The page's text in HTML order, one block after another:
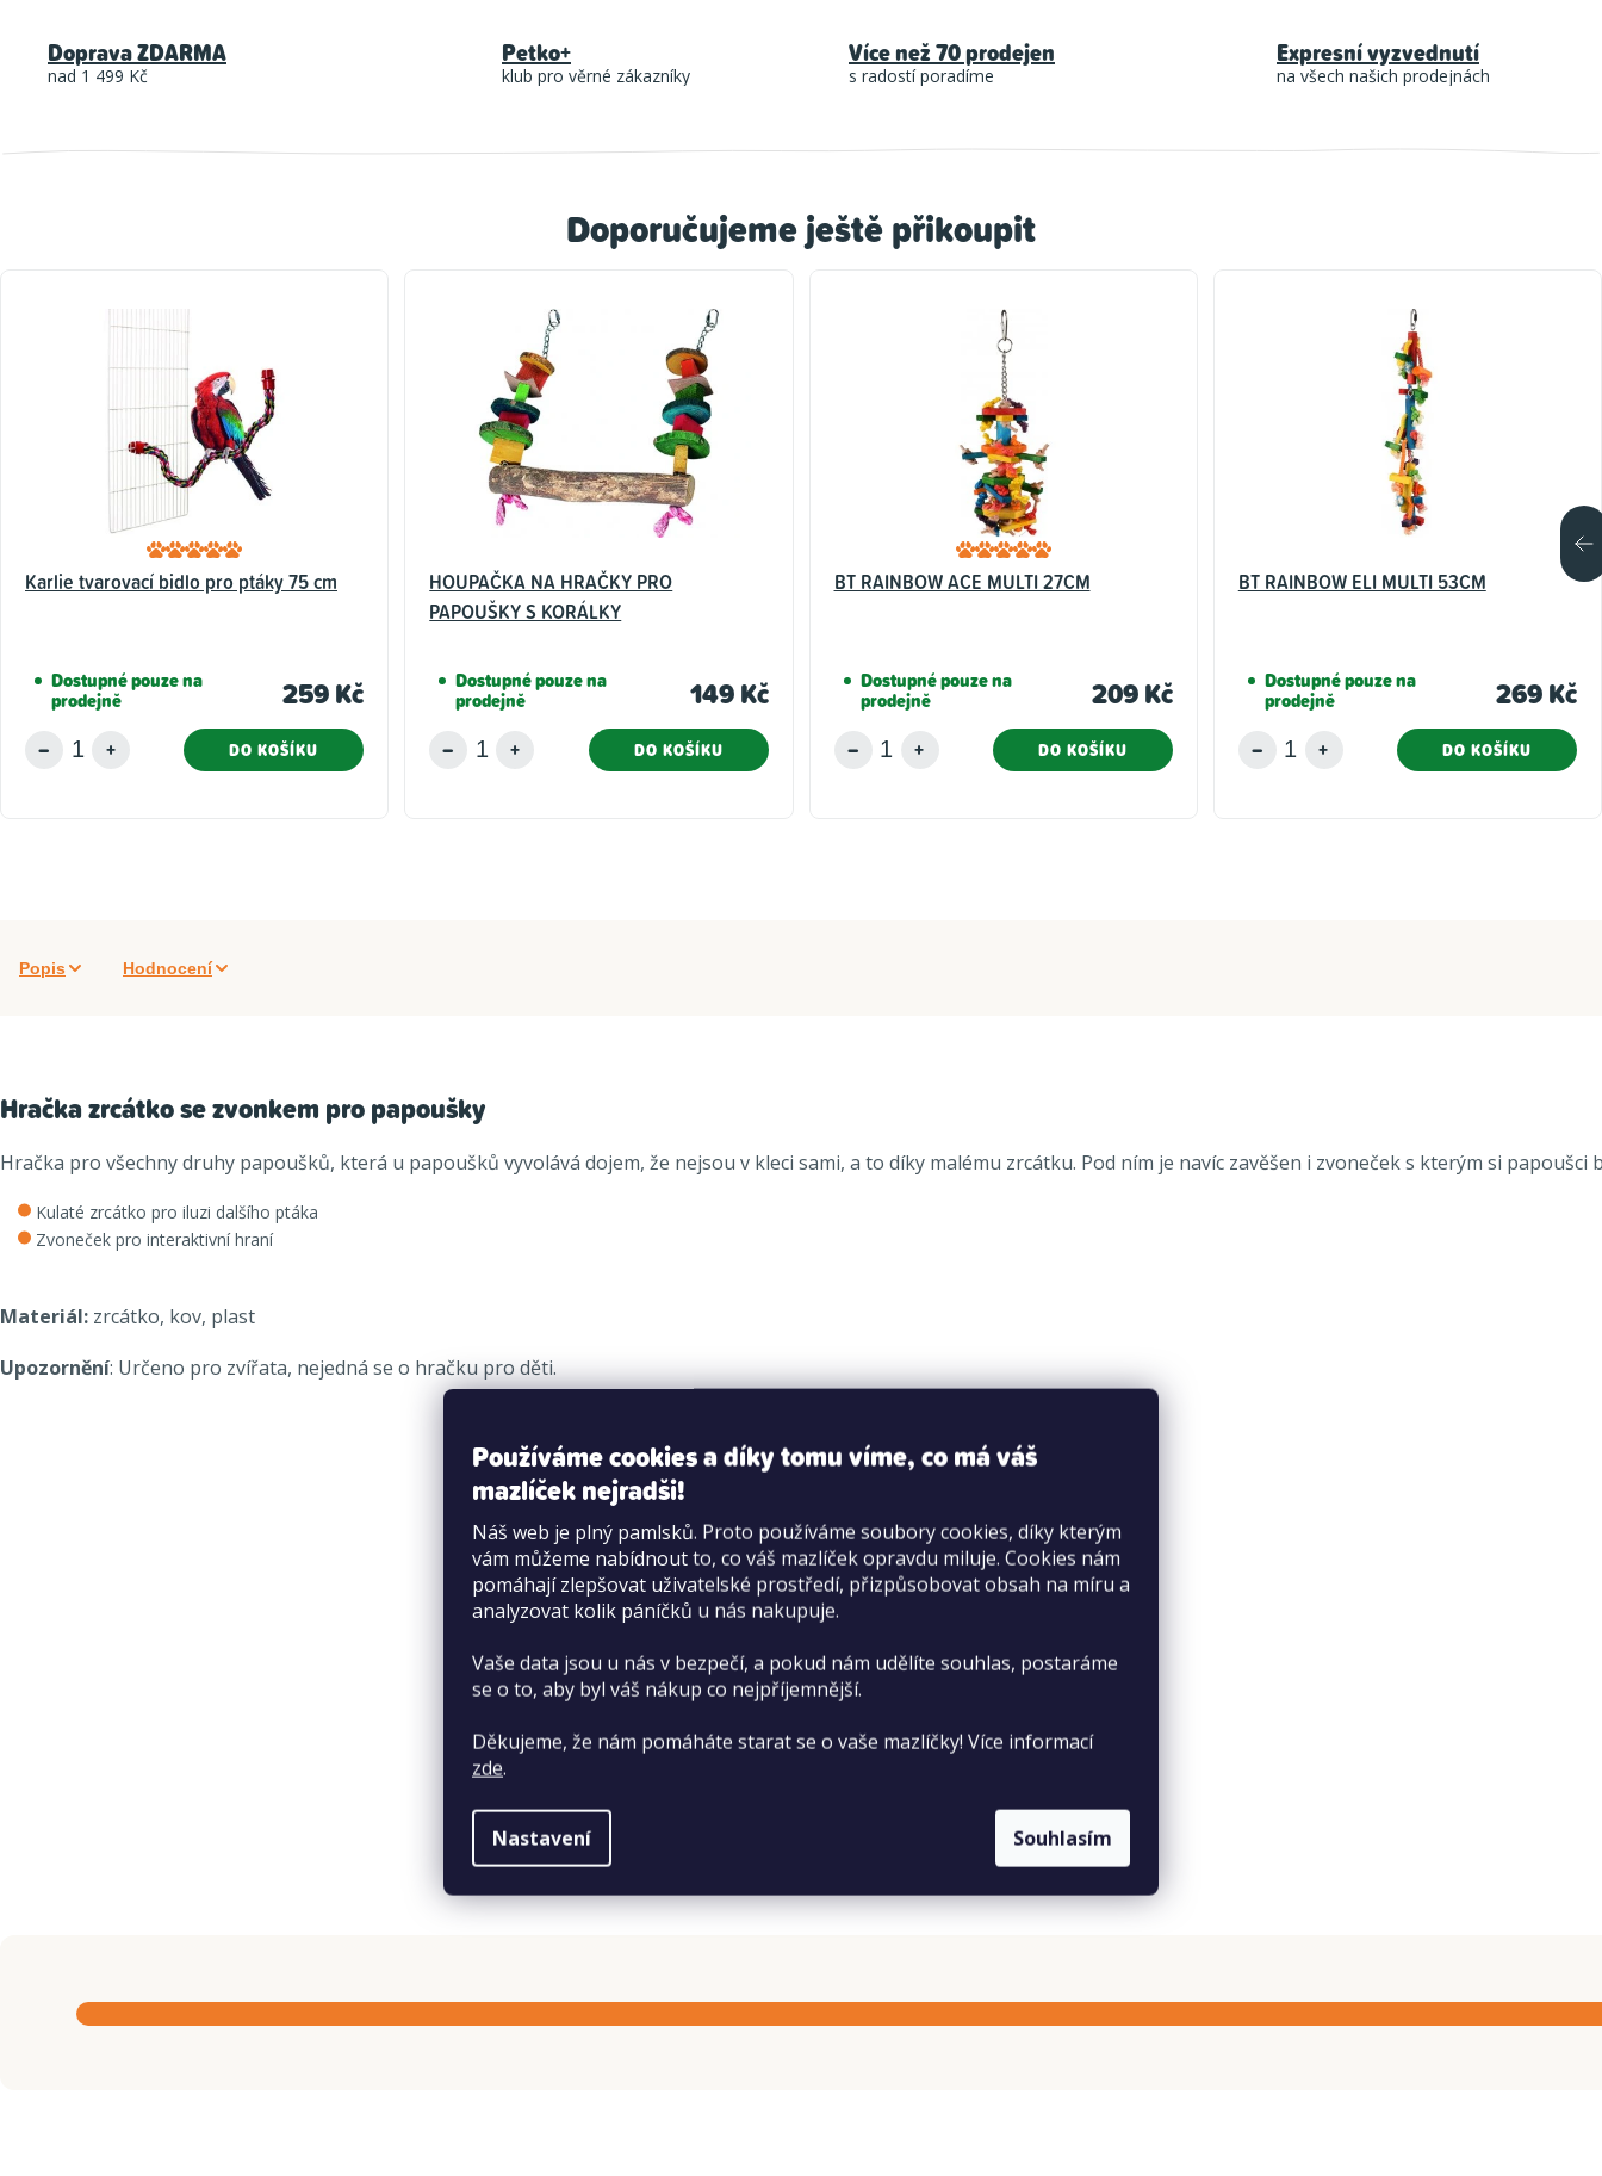
Používáme cookies a díky tomu víme, co má váš
mazlíček nejradši!
Náš web je plný pamlsků. Proto používáme soubory cookies, díky kterým
vám můžeme nabídnout to, co váš mazlíček opravdu miluje. Cookies nám
pomáhají zlepšovat uživatelské prostředí, přizpůsobovat obsah na míru a
analyzovat kolik páníčků u nás nakupuje.
Vaše data jsou u nás v bezpečí, a pokud nám udělíte souhlas, postaráme
se o to, aby byl váš nákup co nejpříjemnější.
Děkujeme, že nám pomáháte starat se o vaše mazlíčky! Více informací
zde.
Nastavení Souhlasím
Doporučujeme ještě přikoupit
Karlie tvarovací bidlo pro ptáky 75 cm
Dostupné pouze na
prodejně 259 Kč
DO KOŠÍKU
HOUPAČKA NA HRAČKY PRO
PAPOUŠKY S KORÁLKY
Dostupné pouze na
prodejně 149 Kč
DO KOŠÍKU
BT RAINBOW ACE MULTI 27CM
Dostupné pouze na
prodejně 209 Kč
DO KOŠÍKU
BT RAINBOW ELI MULTI 53CM
Dostupné pouze na
prodejně 269 Kč
DO KOŠÍKU
Doprava ZDARMA
nad 1 499 Kč
Petko+
klub pro věrné zákazníky
Více než 70 prodejen
s radostí poradíme
Expresní vyzvednutí
na všech našich prodejnách
Popis Hodnocení
Hračka zrcátko se zvonkem pro papoušky
Hračka pro všechny druhy papoušků, která u papoušků vyvolává dojem, že nejsou v kleci sami, a to díky malému zrcátku. Pod ním je navíc zavěšen i zvoneček s kterým si papoušci
Kulaté zrcátko pro iluzi dalšího ptáka
Zvoneček pro interaktivní hraní
Materiál: zrcátko, kov, plast
Upozornění: Určeno pro zvířata, nejedná se o hračku pro děti.